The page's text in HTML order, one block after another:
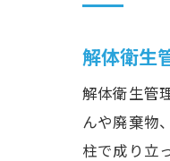
解体衛生
解体衛生管
んや廃棄物
柱で成り立